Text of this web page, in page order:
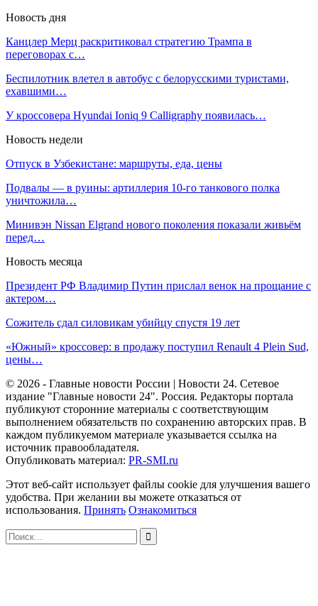
Новость дня
Канцлер Мерц раскритиковал стратегию Трампа в
переговорах с…
Беспилотник влетел в автобус с белорусскими туристами,
ехавшими…
У кроссовера Hyundai Ioniq 9 Calligraphy появилась…
Новость недели
Отпуск в Узбекистане: маршруты, еда, цены
Подвалы — в руины: артиллерия 10-го танкового полка
уничтожила…
Минивэн Nissan Elgrand нового поколения показали живьём
перед…
Новость месяца
Президент РФ Владимир Путин прислал венок на прощание с
актером…
Сожитель сдал силовикам убийцу спустя 19 лет
«Южный» кроссовер: в продажу поступил Renault 4 Plein Sud,
цены…
© 2026 - Главные новости России | Новости 24. Сетевое
издание "Главные новости 24". Россия. Редакторы портала
публикуют сторонние материалы с соответствующим
выполнением обязательств по сохранению авторских прав. В
каждом публикуемом материале указывается ссылка на
источник правообладателя.
Опубликовать материал: PR-SMI.ru
Этот веб-сайт использует файлы cookie для улучшения вашего
удобства. При желании вы можете отказаться от
использования. Принять Ознакомиться